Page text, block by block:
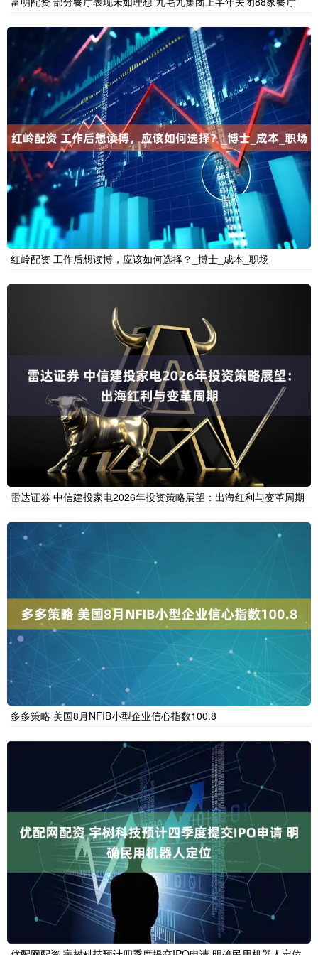
红岭配资 工作后想读博，应该如何选择？_博士_成本_职场
雷达证券 中信建投家电2026年投资策略展望：出海红利与变革周期
多多策略 美国8月NFIB小型企业信心指数100.8